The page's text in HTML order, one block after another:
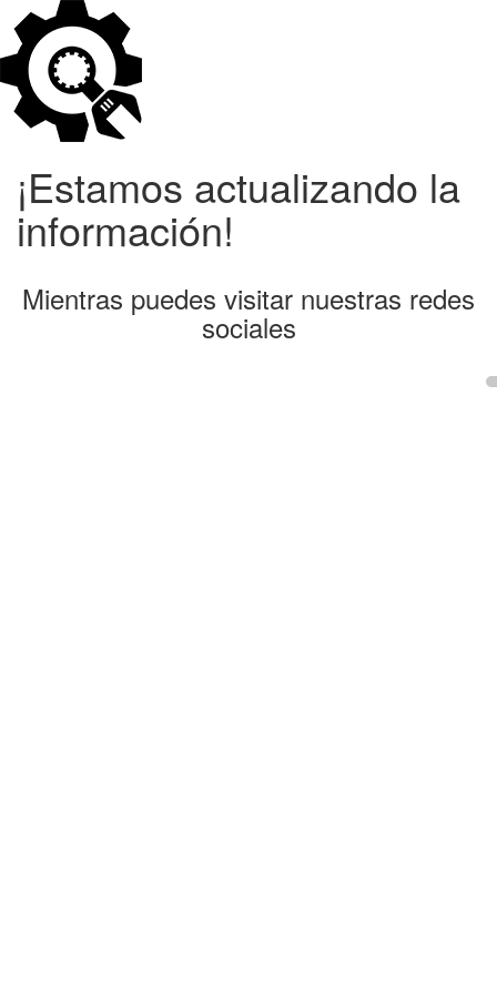
¡Estamos actualizando la
información!
Mientras puedes visitar nuestras redes
sociales